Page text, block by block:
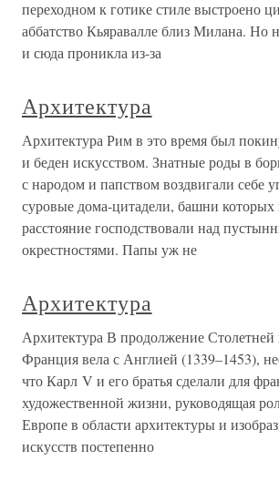
переходном к готике стиле выстроено
аббатство Кьяравалле близ Милана. Но
и сюда проникла из-за
Архитектура
Архитектура Рим в это время был
и беден искусством. Знатные роды в
с народом и папством воздвигали себе
суровые дома-цитадели, башни которых
расстояние господствовали над
окрестностями. Папы уж не
Архитектура
Архитектура В продолжение
Франция вела с Англией (1339–1453),
что Карл V и его братья сделали для
художественной жизни, руководящая
Европе в области архитектуры и
искусств постепенно